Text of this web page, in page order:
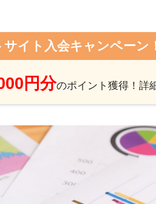
イト入会キャンペーン
円分のポイント獲得！詳